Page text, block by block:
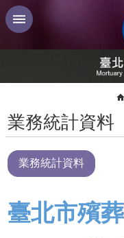
跳到主要內容區塊
業務統計資料
業務統計資料
臺北市殯